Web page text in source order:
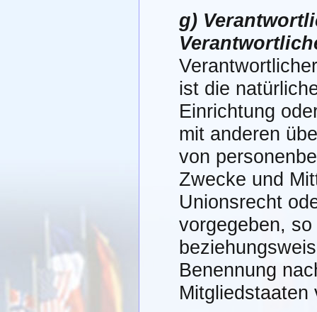
g)
ist die
Einrichtung
mit anderen
von
Zwecke und
Unionsrecht
vorgegeben,
Benennung
Mitgliedstaaten